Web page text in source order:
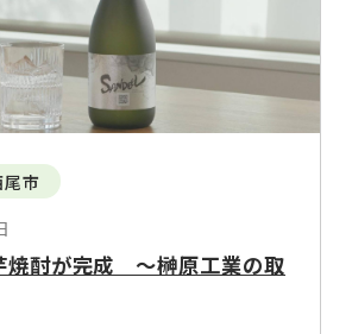
尾市
焼酎が完成 ～榊原工業の取